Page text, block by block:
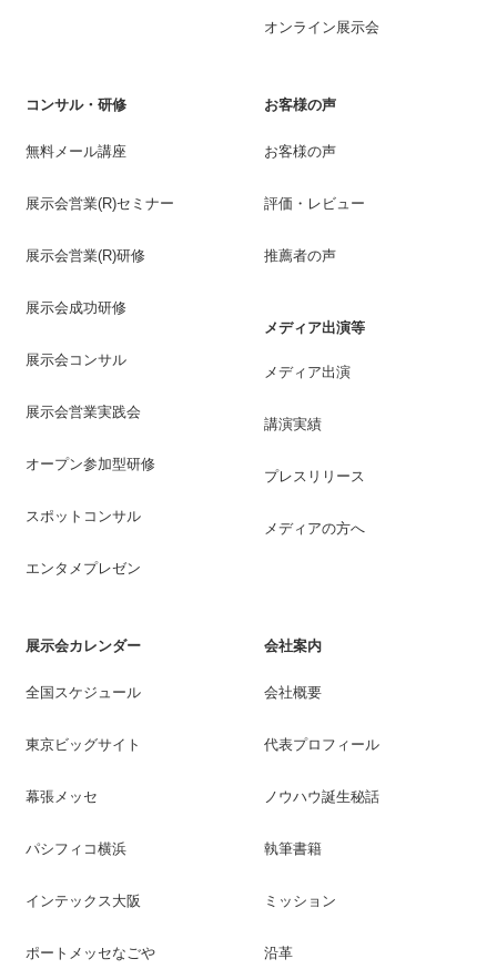
オンライン展示会
コンサル・研修
無料メール講座
展示会営業(R)セミナー
展示会営業(R)研修
展示会成功研修
展示会コンサル
展示会営業実践会
オープン参加型研修
スポットコンサル
エンタメプレゼン
お客様の声
お客様の声
評価・レビュー
推薦者の声
メディア出演等
メディア出演
講演実績
プレスリリース
メディアの方へ
展示会カレンダー
全国スケジュール
東京ビッグサイト
幕張メッセ
パシフィコ横浜
インテックス大阪
ポートメッセなごや
会社案内
会社概要
代表プロフィール
ノウハウ誕生秘話
執筆書籍
ミッション
沿革